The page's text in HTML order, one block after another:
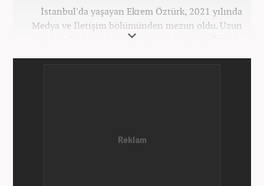
İstanbul'da yaşayan Ekrem Öztürk, 2021 yılında
Medya ve İletişim bölümünden mezun oldu. Uzun
süre kendi alanında metin yazarlığı yapan Öztürk,